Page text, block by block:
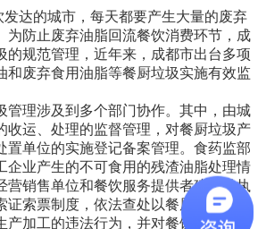
达的城市，每天都要产生大量的废弃
为防止废弃油脂回流餐饮消费环节，成
的规范管理，近年来，成都市出台多项
和废弃食用油脂等餐厨垃圾实施有效监
理涉及到多个部门协作。其中，由城
收运、处理的监督管理，对餐厨垃圾产
置单位的实施登记备案管理。食药监部
企业产生的不可食用的残渣油脂处理情
营销售单位和餐饮服务提供者建立并执
索票制度，依法查处以餐厨垃圾为原
加工的违法行为，并对餐饮服务提供